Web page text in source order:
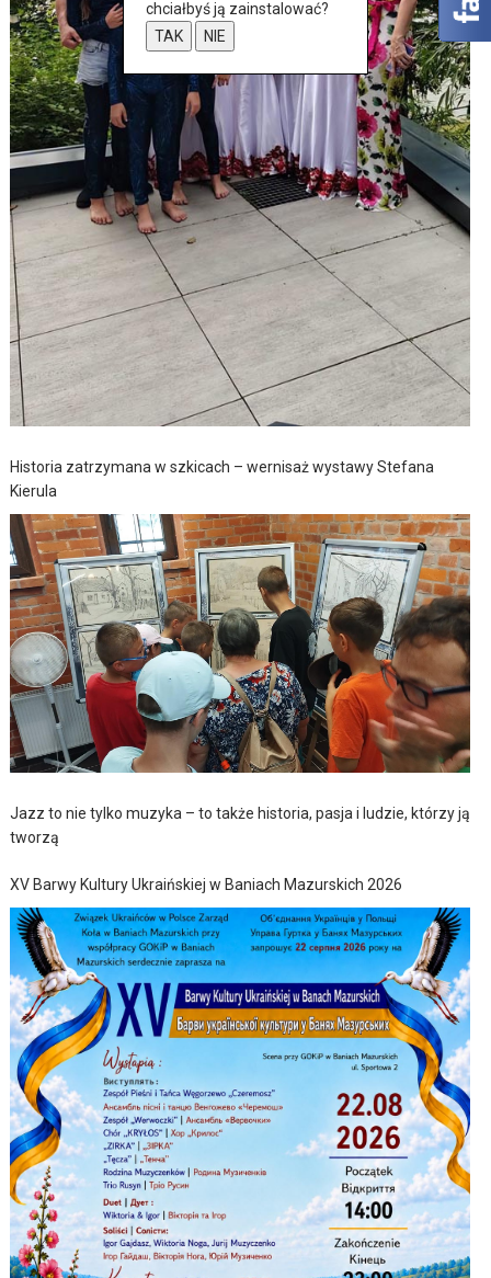
Historia zatrzymana w szkicach – wernisaż wystawy Stefana
Kierula
Jazz to nie tylko muzyka – to także historia, pasja i ludzie, którzy ją
tworzą
XV Barwy Kultury Ukraińskiej w Baniach Mazurskich 2026
chciałbyś ją zainstalować?
TAK
NIE